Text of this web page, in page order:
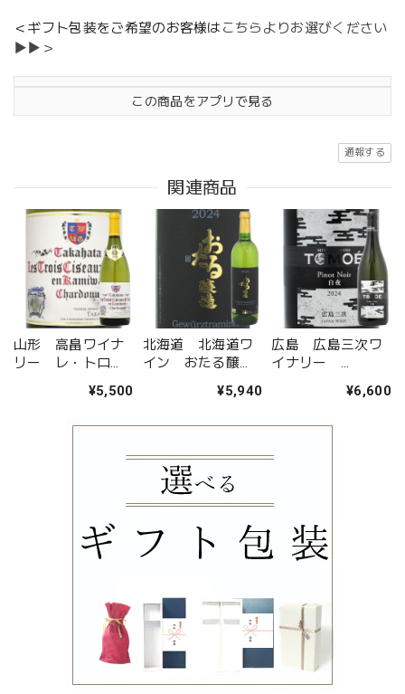
＜ギフト包装をご希望のお客様は こちらよりお選びください
▶▶＞
この商品をアプリで見る
通報する
関連商品
山形 高畠ワイナ
リー レ・トロ
オオウラ・エン・
¥5,500
北海道 北海道ワ
イン おたる醸
¥5,940
広島 広島三次ワ
イナリー
ワール 白夜 2024
¥6,600